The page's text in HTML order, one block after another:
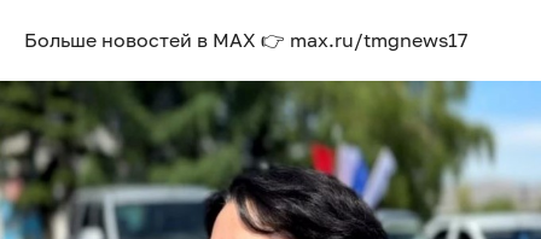
Больше новостей в МАХ 👉 max.ru/tmgnews17